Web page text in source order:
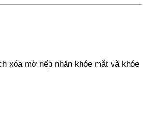
xóa mờ nếp nhăn khóe mắt và khóe